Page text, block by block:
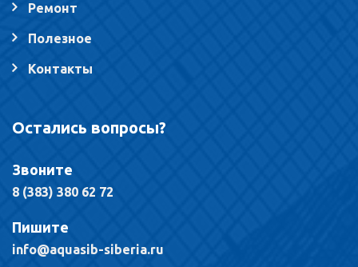
Ремонт
Полезное
Контакты
Остались вопросы?
Звоните
8 (383) 380 62 72
Пишите
info@aquasib-siberia.ru